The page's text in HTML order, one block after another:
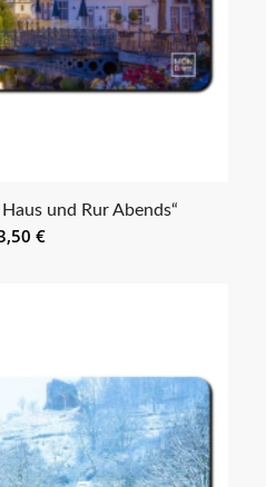
und Rur Abends“
€